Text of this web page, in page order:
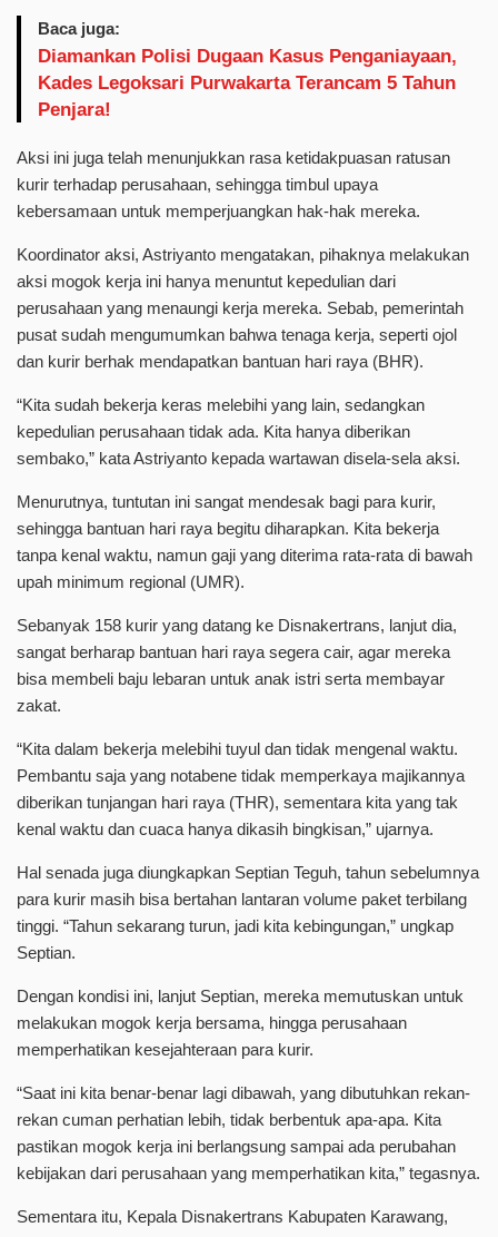
Baca juga:
Diamankan Polisi Dugaan Kasus Penganiayaan,
Kades Legoksari Purwakarta Terancam 5 Tahun
Penjara!
Aksi ini juga telah menunjukkan rasa ketidakpuasan ratusan
kurir terhadap perusahaan, sehingga timbul upaya
kebersamaan untuk memperjuangkan hak-hak mereka.
Koordinator aksi, Astriyanto mengatakan, pihaknya melakukan
aksi mogok kerja ini hanya menuntut kepedulian dari
perusahaan yang menaungi kerja mereka. Sebab, pemerintah
pusat sudah mengumumkan bahwa tenaga kerja, seperti ojol
dan kurir berhak mendapatkan bantuan hari raya (BHR).
“Kita sudah bekerja keras melebihi yang lain, sedangkan
kepedulian perusahaan tidak ada. Kita hanya diberikan
sembako,” kata Astriyanto kepada wartawan disela-sela aksi.
Menurutnya, tuntutan ini sangat mendesak bagi para kurir,
sehingga bantuan hari raya begitu diharapkan. Kita bekerja
tanpa kenal waktu, namun gaji yang diterima rata-rata di bawah
upah minimum regional (UMR).
Sebanyak 158 kurir yang datang ke Disnakertrans, lanjut dia,
sangat berharap bantuan hari raya segera cair, agar mereka
bisa membeli baju lebaran untuk anak istri serta membayar
zakat.
“Kita dalam bekerja melebihi tuyul dan tidak mengenal waktu.
Pembantu saja yang notabene tidak memperkaya majikannya
diberikan tunjangan hari raya (THR), sementara kita yang tak
kenal waktu dan cuaca hanya dikasih bingkisan,” ujarnya.
Hal senada juga diungkapkan Septian Teguh, tahun sebelumnya
para kurir masih bisa bertahan lantaran volume paket terbilang
tinggi. “Tahun sekarang turun, jadi kita kebingungan,” ungkap
Septian.
Dengan kondisi ini, lanjut Septian, mereka memutuskan untuk
melakukan mogok kerja bersama, hingga perusahaan
memperhatikan kesejahteraan para kurir.
“Saat ini kita benar-benar lagi dibawah, yang dibutuhkan rekan-
rekan cuman perhatian lebih, tidak berbentuk apa-apa. Kita
pastikan mogok kerja ini berlangsung sampai ada perubahan
kebijakan dari perusahaan yang memperhatikan kita,” tegasnya.
Sementara itu, Kepala Disnakertrans Kabupaten Karawang,